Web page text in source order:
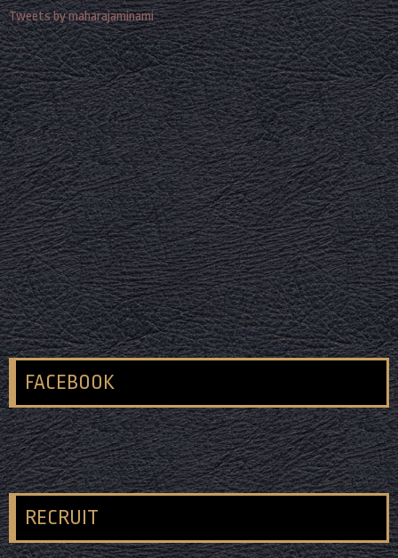
Tweets by maharajaminami
FACEBOOK
RECRUIT